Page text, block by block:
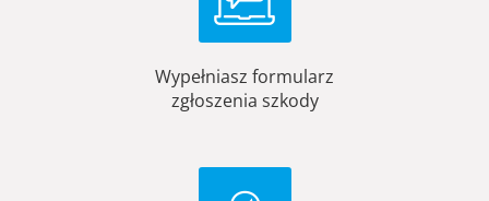
Wypełniasz formularz
zgłoszenia szkody